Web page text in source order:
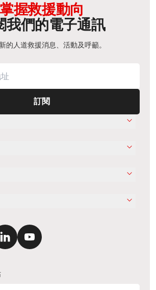
掌握救援動向
我們的電子通訊
的人道救援消息、活動及呼籲。
訂閱